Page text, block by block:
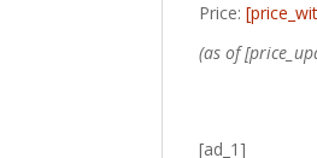
Price:
(as of
[ad_1]